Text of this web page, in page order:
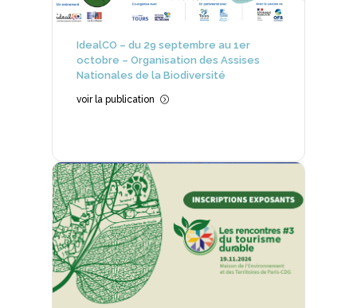
IdealCO – du 29 septembre au 1er
octobre – Organisation des Assises
Nationales de la Biodiversité
voir la publication =